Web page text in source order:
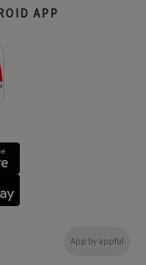
APP
App by appful